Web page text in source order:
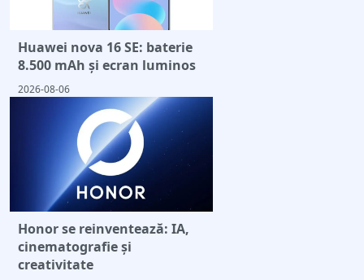
Huawei nova 16 SE: baterie
8.500 mAh și ecran luminos
2026-08-06
Honor se reinventează: IA,
cinematografie și
creativitate